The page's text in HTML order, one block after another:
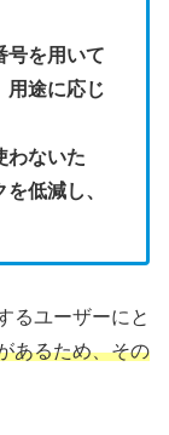
号を用いて
用途に応じ
わないた
低減し、
るユーザーにと
あるため、その